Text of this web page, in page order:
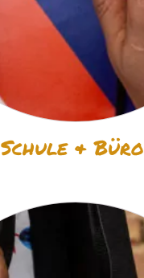
Schule & Büro